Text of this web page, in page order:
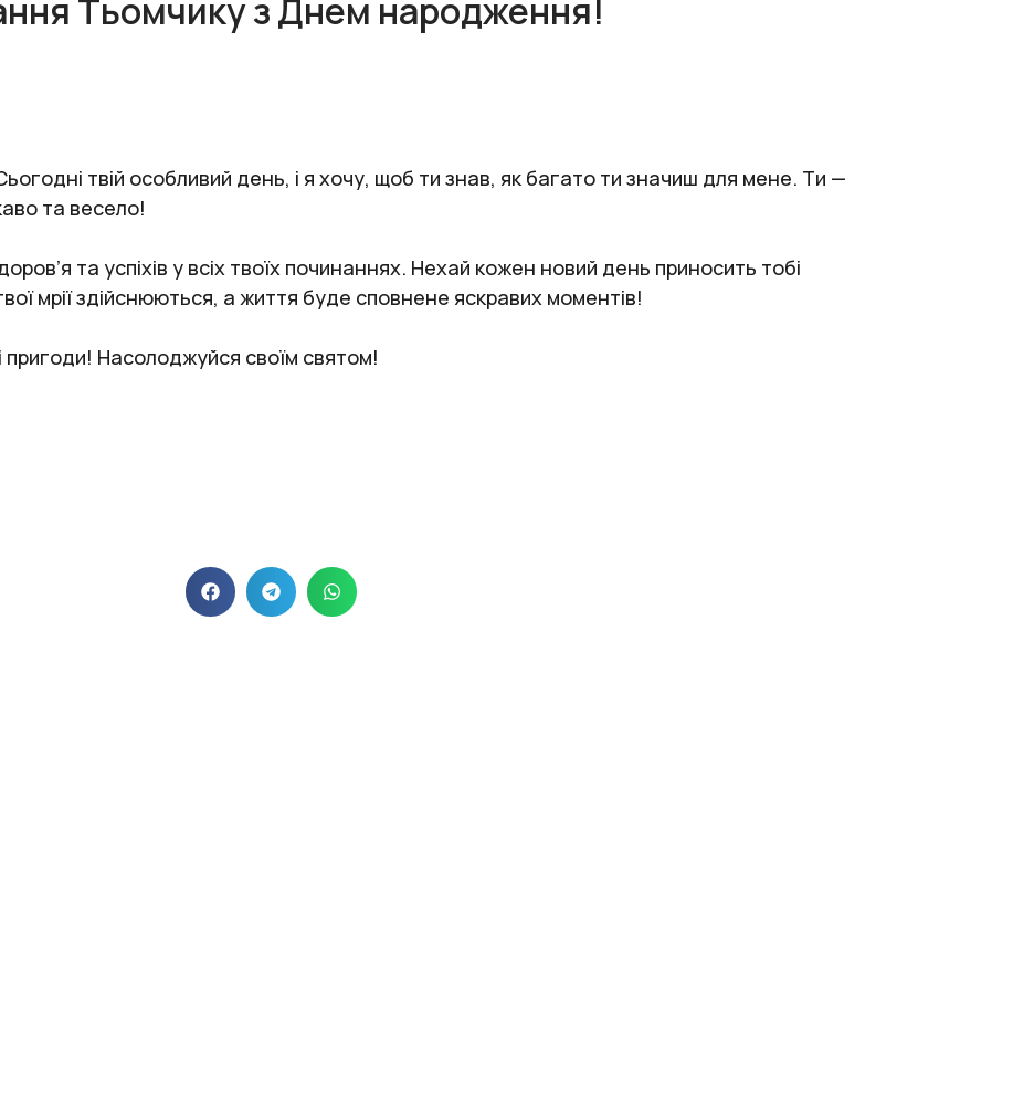
Тьомчику з Днем народження!
твій особливий день, і я хочу, щоб ти знав, як багато ти значиш для мене. Ти —
та весело!
та успіхів у всіх твоїх починаннях. Нехай кожен новий день приносить тобі
мрії здійснюються, а життя буде сповнене яскравих моментів!
Насолоджуйся своїм святом!